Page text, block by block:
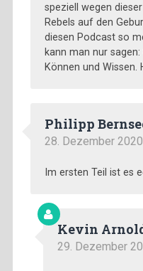
speziell wegen
Rebels auf den
diesen Podcast so
kann man nur
Können und Wissen.
Philipp
28. Dezember
Im ersten Teil ist es
Kevin
29. Dezember